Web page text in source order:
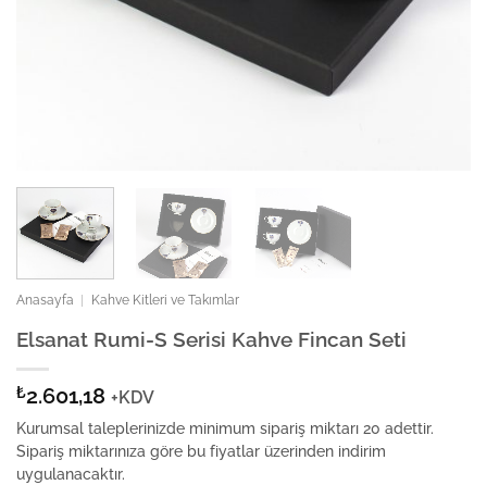
Anasayfa Kahve Kitleri ve Takımlar
Elsanat Rumi-S Serisi Kahve Fincan Seti
₺2.601,18 +KDV
Kurumsal taleplerinizde minimum sipariş miktarı 20 adettir.
Sipariş miktarınıza göre bu fiyatlar üzerinden indirim
uygulanacaktır.